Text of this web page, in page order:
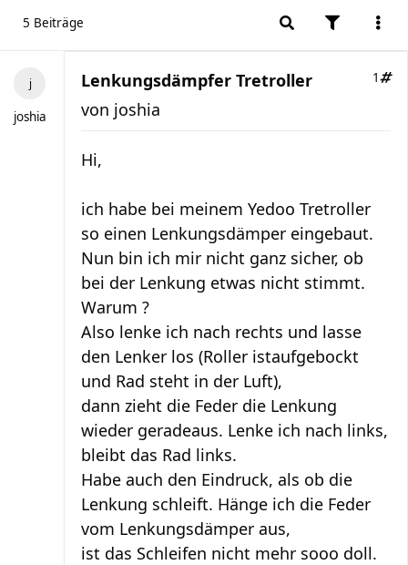
5 Beiträge
joshia
Lenkungsdämpfer Tretroller 1
von joshia
Hi,
ich habe bei meinem Yedoo Tretroller
so einen Lenkungsdämper eingebaut.
Nun bin ich mir nicht ganz sicher, ob
bei der Lenkung etwas nicht stimmt.
Warum ?
Also lenke ich nach rechts und lasse
den Lenker los (Roller istaufgebockt
und Rad steht in der Luft),
dann zieht die Feder die Lenkung
wieder geradeaus. Lenke ich nach links,
bleibt das Rad links.
Habe auch den Eindruck, als ob die
Lenkung schleift. Hänge ich die Feder
vom Lenkungsdämper aus,
ist das Schleifen nicht mehr sooo doll.